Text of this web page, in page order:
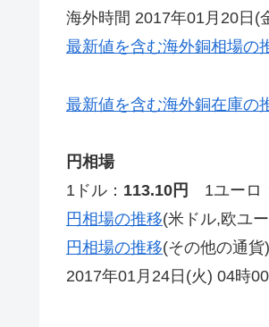
海外時間 2017年01月20日(
最新値を含む海外銅相場の
最新値を含む海外銅在庫の
円相場
1ドル： 113.10円 1ユーロ
円相場の推移(米ドル,欧ユ
円相場の推移(その他の通貨)
2017年01月24日(火) 04時